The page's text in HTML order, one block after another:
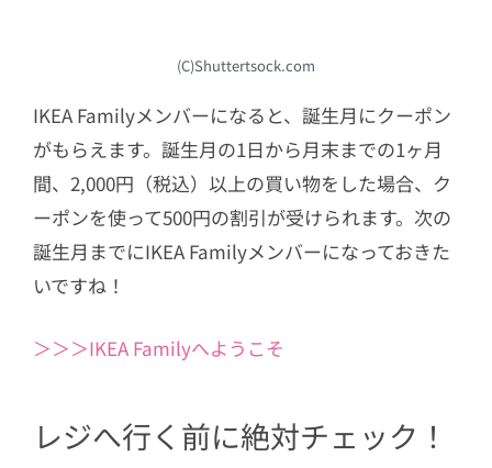
(C)Shuttertsock.com
IKEA Familyメンバーになると、誕生月にクーポン
がもらえます。誕生月の1日から月末までの1ヶ月
間、2,000円（税込）以上の買い物をした場合、ク
ーポンを使って500円の割引が受けられます。次の
誕生月までにIKEA Familyメンバーになっておきた
いですね！
＞＞＞IKEA Familyへようこそ
レジへ行く前に絶対チェック！